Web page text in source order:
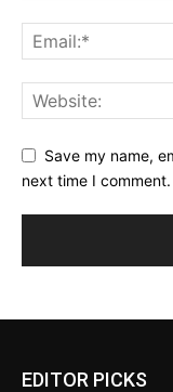
Save my name,
next time I comment.
EDITOR PICKS